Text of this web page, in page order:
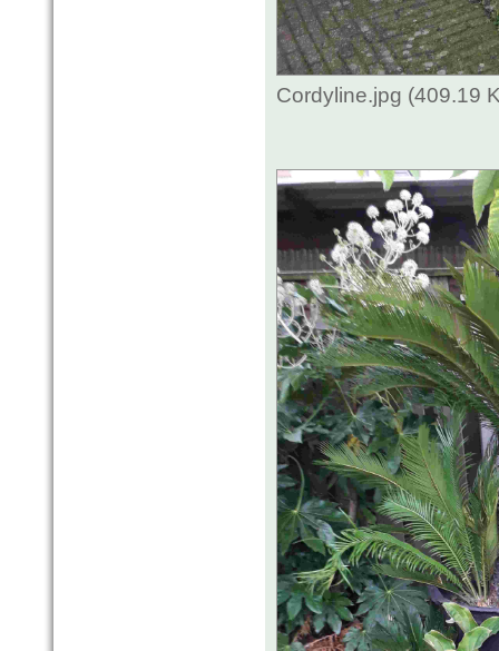
Cordyline.jpg (409.19